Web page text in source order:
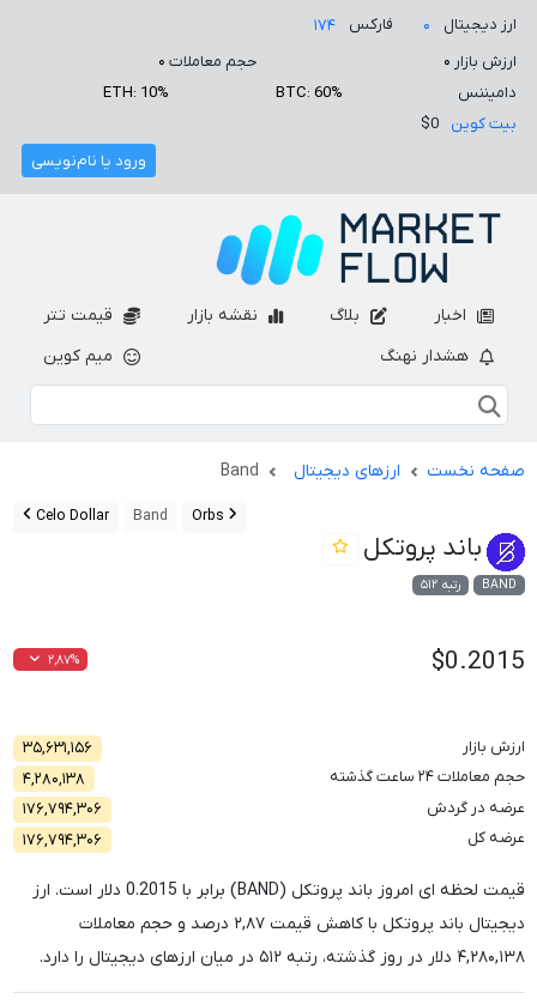
ارز دیجیتال ۰ فارکس
۱۷۴
ارزش بازار ۰ حجم معاملات ۰
دامیننس
BTC: 60%
ETH: 10%
بیت کوین
$0
ورود یا نام‌نویسی
اخبار بلاگ نقشه بازار
قیمت تتر
هشدار نهنگ
میم کوین
صفحه نخست ارزهای دیجیتال Band
Band
Celo Dollar
باند پروتکل
BAND رتبه ۵۱۲
$0.2015 ۲,۸۷%
ارزش بازار
۳۵,۶۳۱,۱۵۶
حجم معاملات ۲۴ ساعت گذشته
۴,۲۸۰,۱۳۸
عرضه در گردش
۱۷۶,۷۹۴,۳۰۶
عرضه کل
۱۷۶,۷۹۴,۳۰۶
قیمت لحظه ای امروز باند پروتکل (BAND) برابر با 0.2015 دلار است. ارز
دیجیتال باند پروتکل با کاهش قیمت۲,۸۷ درصد و حجم معاملات
۴,۲۸۰,۱۳۸ دلار در روز گذشته، رتبه۵۱۲ در میان ارزهای دیجیتال را دارد.